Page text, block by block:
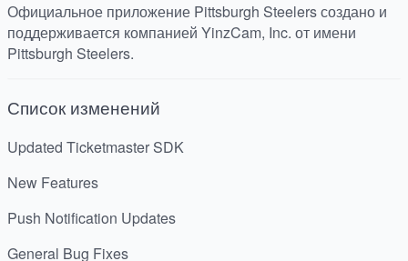
Официальное приложение Pittsburgh Steelers создано и
поддерживается компанией YinzCam, Inc. от имени
Pittsburgh Steelers.
Список изменений
Updated Ticketmaster SDK
New Features
Push Notification Updates
General Bug Fixes